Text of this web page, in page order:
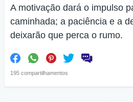
A motivação dará o impulso
caminhada; a paciência e a
deixarão que perca o rumo.
195 compartilhamentos